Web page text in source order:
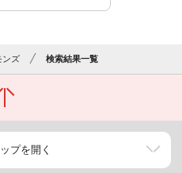
ンズ 検索結果一覧
プを開く